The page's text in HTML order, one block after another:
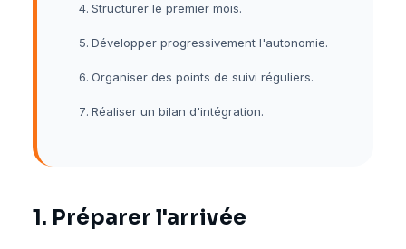
Structurer le premier mois.
Développer progressivement l'autonomie.
Organiser des points de suivi réguliers.
Réaliser un bilan d'intégration.
1. Préparer l'arrivée